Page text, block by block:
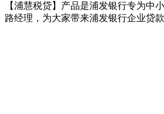
【浦慧税贷】产品是浦发银行专为
路经理，为大家带来浦发银行企业贷